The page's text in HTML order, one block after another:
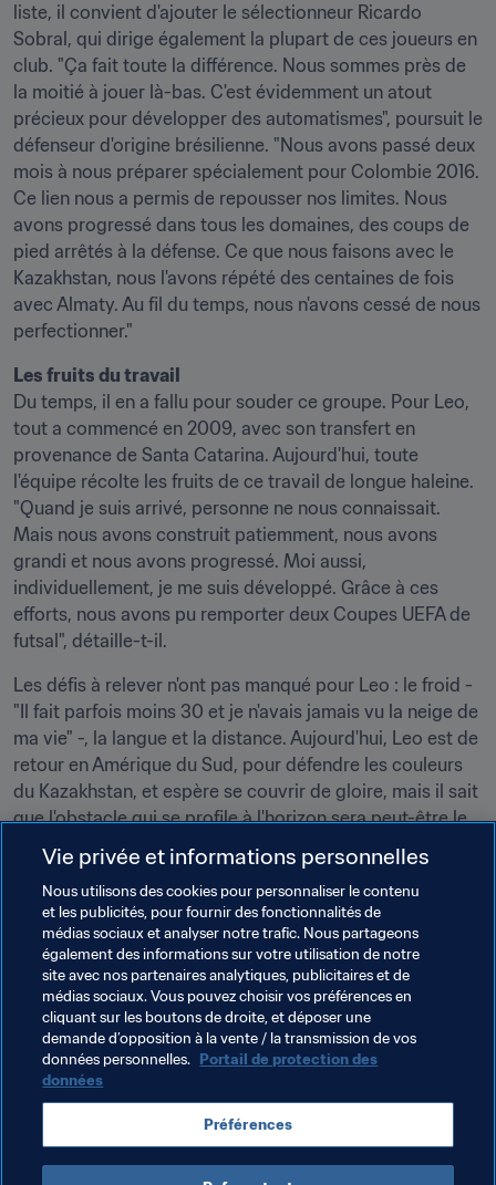
liste, il convient d'ajouter le sélectionneur Ricardo
Sobral, qui dirige également la plupart de ces joueurs en
club. "Ça fait toute la différence. Nous sommes près de
la moitié à jouer là-bas. C'est évidemment un atout
précieux pour développer des automatismes", poursuit le
défenseur d'origine brésilienne. "Nous avons passé deux
mois à nous préparer spécialement pour Colombie 2016.
Ce lien nous a permis de repousser nos limites. Nous
avons progressé dans tous les domaines, des coups de
pied arrêtés à la défense. Ce que nous faisons avec le
Kazakhstan, nous l'avons répété des centaines de fois
avec Almaty. Au fil du temps, nous n'avons cessé de nous
perfectionner."
Les fruits du travail
Du temps, il en a fallu pour souder ce groupe. Pour Leo,
tout a commencé en 2009, avec son transfert en
provenance de Santa Catarina. Aujourd'hui, toute
l'équipe récolte les fruits de ce travail de longue haleine.
"Quand je suis arrivé, personne ne nous connaissait.
Mais nous avons construit patiemment, nous avons
grandi et nous avons progressé. Moi aussi,
individuellement, je me suis développé. Grâce à ces
efforts, nous avons pu remporter deux Coupes UEFA de
futsal", détaille-t-il.
Les défis à relever n'ont pas manqué pour Leo : le froid -
"Il fait parfois moins 30 et je n'avais jamais vu la neige de
ma vie" -, la langue et la distance. Aujourd'hui, Leo est de
retour en Amérique du Sud, pour défendre les couleurs
du Kazakhstan, et espère se couvrir de gloire, mais il sait
que l'obstacle qui se profile à l'horizon sera peut-être le
plus difficile à surmonter. "Maintenant que nous avons
battu le Costa Rica, nous avons toutes les chances
d'affronter l'Espagne en huitième de finale", annone-t-il.
"Nous allons tout faire pour l'emporter et même si la
victoire n'est pas au rendez-vous, nous ferons de notre
mieux pour faire honneur au Kazakhstan."
Thèmes en lien
Compétitions FIFA Costa Rica Kazakhstan
UEFA Concacaf
Vie privée et informations personnelles
Nous utilisons des cookies pour personnaliser le contenu
et les publicités, pour fournir des fonctionnalités de
médias sociaux et analyser notre trafic. Nous partageons
également des informations sur votre utilisation de notre
site avec nos partenaires analytiques, publicitaires et de
médias sociaux. Vous pouvez choisir vos préférences en
cliquant sur les boutons de droite, et déposer une
demande d’opposition à la vente / la transmission de vos
données personnelles. Portail de protection des
données
Préférences